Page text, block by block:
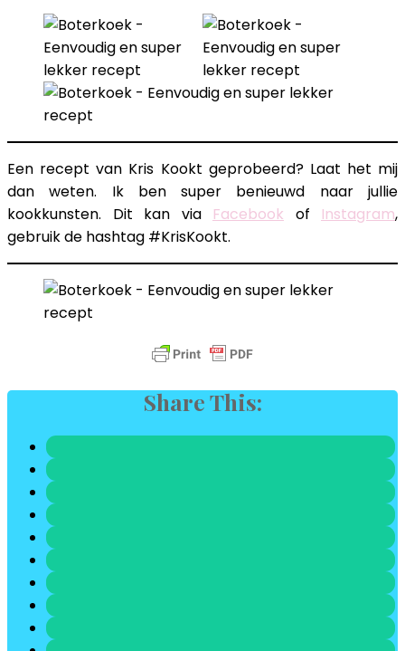
Een recept van Kris Kookt geprobeerd? Laat het mij
dan weten. Ik ben super benieuwd naar jullie
kookkunsten. Dit kan via Facebook of Instagram,
gebruik de hashtag #KrisKookt.
Share This: